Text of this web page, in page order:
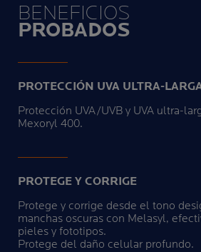
BENEFICIOS
PROBADOS
PROTECCIÓN UVA ULTRA-
Protección UVA/UVB y UVA ultra-
Mexoryl 400.
PROTEGE Y CORRIGE
Protege y corrige desde el tono
manchas oscuras con Melasyl,
pieles y fototipos.
Protege del daño celular profundo.